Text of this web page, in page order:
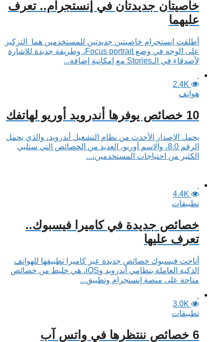
خاصيتان جديدتان في إنستجرام.. تعرف
عليهما
أطلقت إنستجرام خاصيتين جديدتين للمستخدمين هما التركيز
على الوجه في وضع Focus portrait، وطريقة جديدة للإشارة
لأصدقاء في الـStories مع إمكانية إضافة...
2.4K
هواتف
10 خصائص يوفرها أندرويد أوريو لهاتفك
يحمل الإصدار الأحدث من نظام التشغيل أندرويد، والذي يحمل
الرقم 8.0، والاسم أوريو، العديد من الخصائص التي ستلبي
الكثير من احتياجات المستخدمين،...
4.4K
تطبيقات
خصائص جديدة في كاميرا فيسبوك..
تعرف عليها
أتاحت فيسبوك خصائص جديدة عبر كاميرا تطبيقها للهواتف
الذكية العاملة بنظامي أندرويد وiOS، هي خليط من خصائص
متاحة على منصة إنستجرام وتطبيق...
3.0K
تطبيقات
6 خصائص ننتظرها في واتس آب